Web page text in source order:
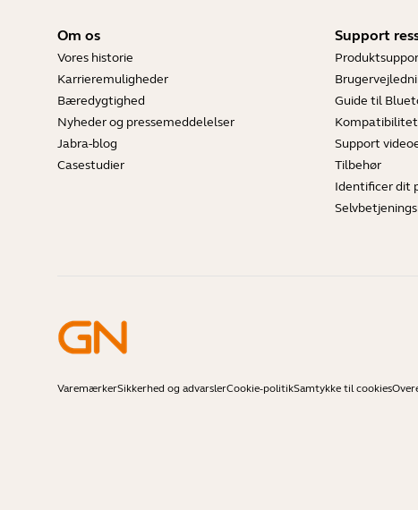
Om os
Vores historie
Karrieremuligheder
Bæredygtighed
Nyheder og pressemeddelelser
Jabra-blog
Casestudier
Support
Guide til
Support
Tilbehør
Identificer dit
VaremærkerSikkerhed og advarslerCookie-politikSamtykke til cookies